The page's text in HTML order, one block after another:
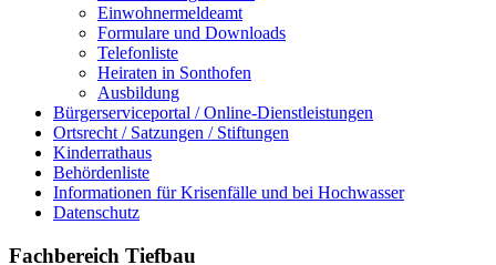
Einwohnermeldeamt
Formulare und Downloads
Telefonliste
Heiraten in Sonthofen
Ausbildung
Bürgerserviceportal / Online-Dienstleistungen
Ortsrecht / Satzungen / Stiftungen
Kinderrathaus
Behördenliste
Informationen für Krisenfälle und bei Hochwasser
Datenschutz
Fachbereich Tiefbau